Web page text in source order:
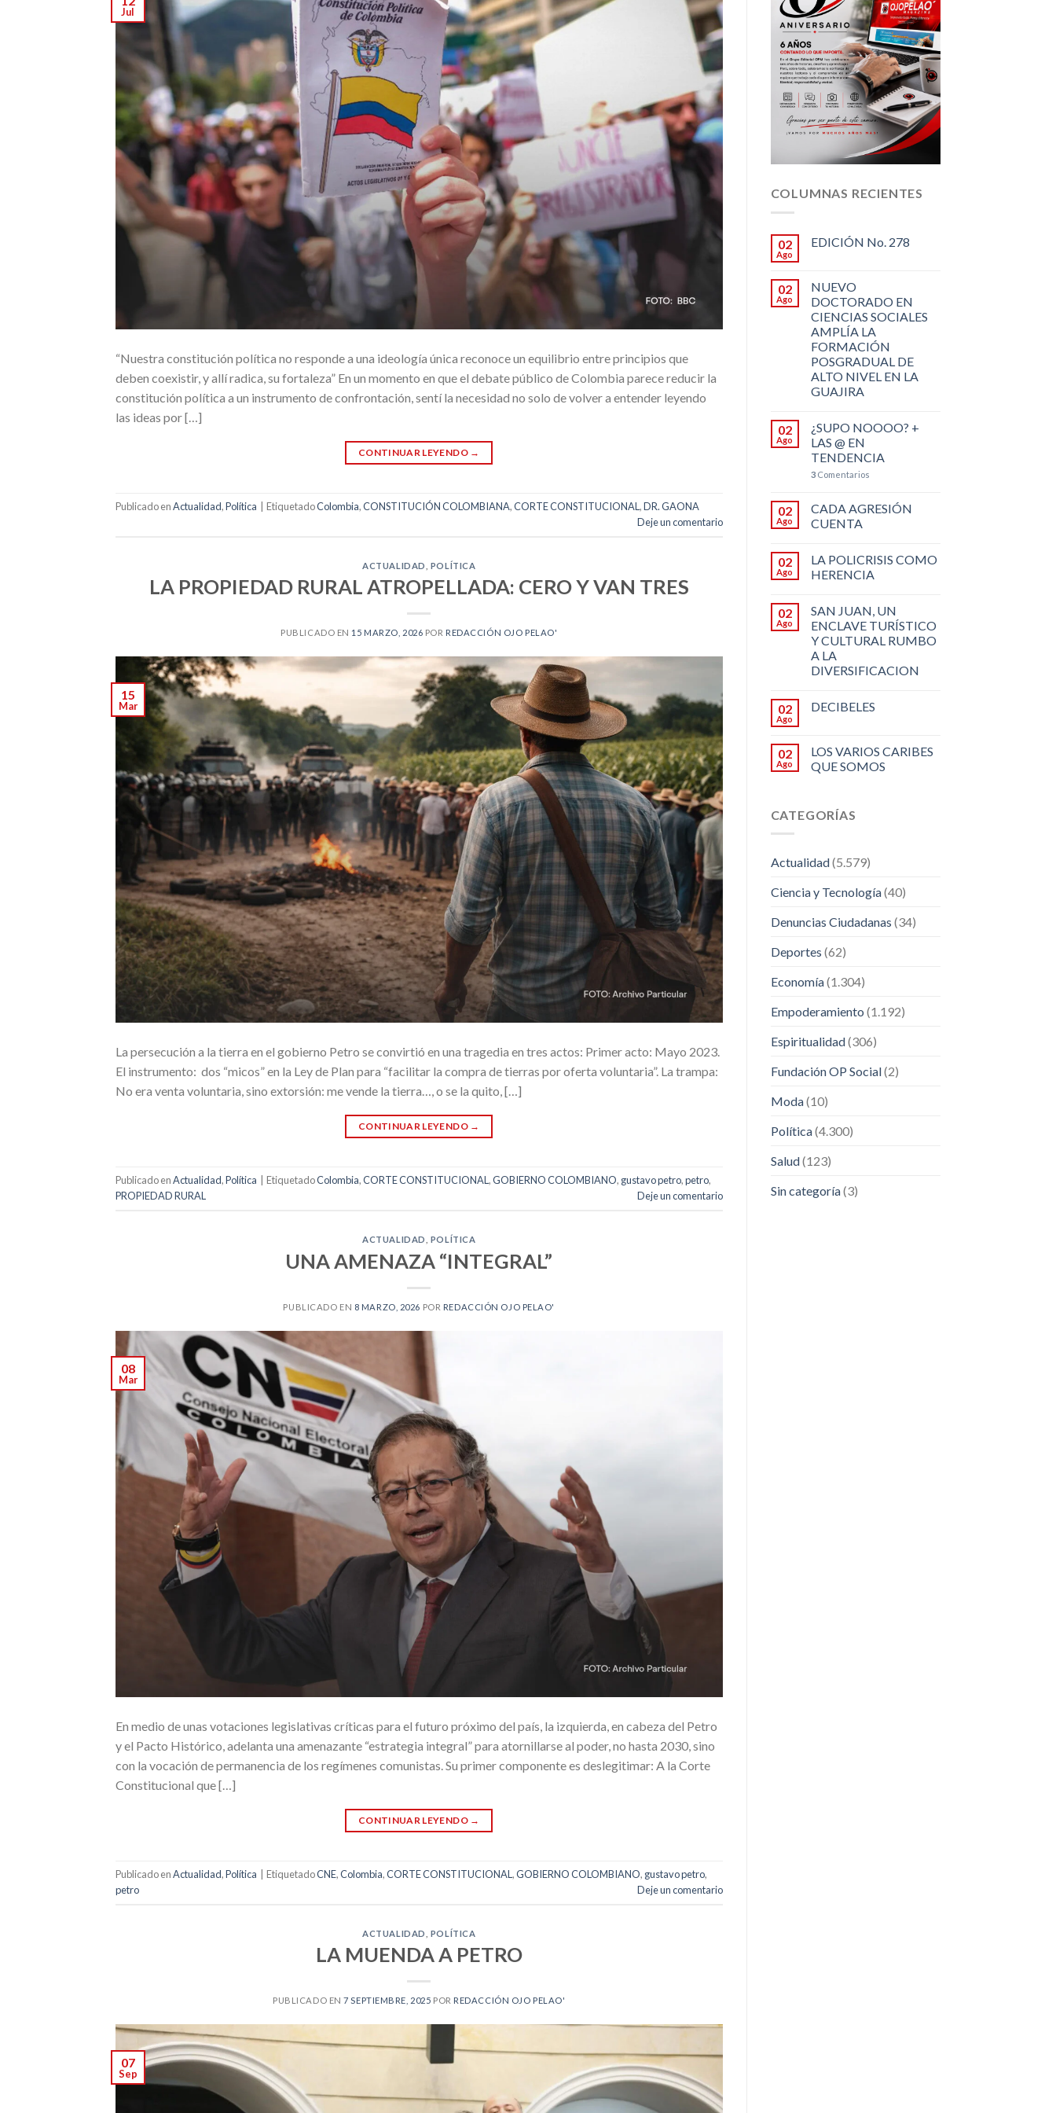
Jul
“Nuestra constitución política no responde a una ideología única reconoce un equilibrio entre principios que
deben coexistir, y allí radica, su fortaleza” En un momento en que el debate público de Colombia parece reducir la
constitución política a un instrumento de confrontación, sentí la necesidad no solo de volver a entender leyendo
las ideas por […]
CONTINUAR LEYENDO →
Publicado enActualidad,Política EtiquetadoColombia,CONSTITUCIÓN COLOMBIANA,CORTE CONSTITUCIONAL ,DR. GAONA
Deje un comentario
ACTUALIDAD POLÍTICA
LA PROPIEDAD RURAL ATROPELLADA: CERO Y VAN TRES
PUBLICADO EN 15 MARZO, 2026 POR REDACCIÓN OJO PELAO'
15
Mar
La persecución a la tierra en el gobierno Petro se convirtió en una tragedia en tres actos: Primer acto: Mayo 2023.
El instrumento: dos “micos” en la Ley de Plan para “facilitar la compra de tierras por oferta voluntaria”. La trampa:
No era venta voluntaria, sino extorsión: me vende la tierra…, o se la quito, […]
CONTINUAR LEYENDO →
Publicado enActualidad,Política EtiquetadoColombia,CORTE CONSTITUCIONAL,GOBIERNO COLOMBIANO, gustavo petro,petro,
PROPIEDAD RURAL
Deje un comentario
ACTUALIDAD POLÍTICA
UNA AMENAZA “INTEGRAL”
PUBLICADO EN 8 MARZO, 2026 POR REDACCIÓN OJO PELAO'
08
Mar
En medio de unas votaciones legislativas críticas para el futuro próximo del país, la izquierda, en cabeza del Petro
y el Pacto Histórico, adelanta una amenazante “estrategia integral” para atornillarse al poder, no hasta 2030, sino
con la vocación de permanencia de los regímenes comunistas. Su primer componente es deslegitimar: A la Corte
Constitucional que […]
CONTINUAR LEYENDO →
Publicado enActualidad,Política EtiquetadoCNE,Colombia,CORTE CONSTITUCIONAL ,GOBIERNO COLOMBIANO, gustavo petro,
petro
Deje un comentario
ACTUALIDAD POLÍTICA
LA MUENDA A PETRO
PUBLICADO EN7 SEPTIEMBRE, 2025 POR REDACCIÓN OJO PELAO'
07
Sep
COLUMNAS RECIENTES
02
Ago
EDICIÓN No. 278
02
Ago
NUEVO
DOCTORADO EN
CIENCIAS SOCIALES
AMPLÍA LA
FORMACIÓN
POSGRADUAL DE
ALTO NIVEL EN LA
GUAJIRA
02
Ago
¿SUPO NOOOO? +
LAS @ EN
TENDENCIA
3Comentarios
02
Ago
CADA AGRESIÓN
CUENTA
02
Ago
LA POLICRISIS COMO
HERENCIA
02
Ago
SAN JUAN, UN
ENCLAVE TURÍSTICO
Y CULTURAL RUMBO
A LA
DIVERSIFICACION
02
Ago
DECIBELES
02
Ago
LOS VARIOS CARIBES
QUE SOMOS
CATEGORÍAS
Actualidad(5.579)
Ciencia y Tecnología(40)
Denuncias Ciudadanas (34)
Deportes (62)
Economía(1.304)
Empoderamiento (1.192)
Espiritualidad(306)
Fundación OP Social(2)
Moda(10)
Política(4.300)
Salud(123)
Sin categoría(3)